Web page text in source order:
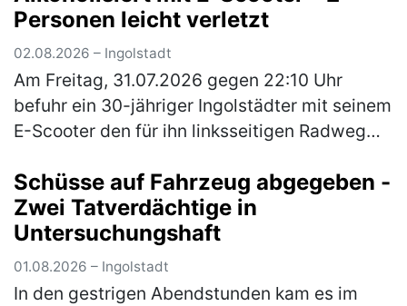
Personen leicht verletzt
02.08.2026 – Ingolstadt
Am Freitag, 31.07.2026 gegen 22:10 Uhr
befuhr ein 30-jähriger Ingolstädter mit seinem
E-Scooter den für ihn linksseitigen Radweg
Ringstraße kommend in Richt…(mehr)
Schüsse auf Fahrzeug abgegeben -
Zwei Tatverdächtige in
Untersuchungshaft
01.08.2026 – Ingolstadt
In den gestrigen Abendstunden kam es im